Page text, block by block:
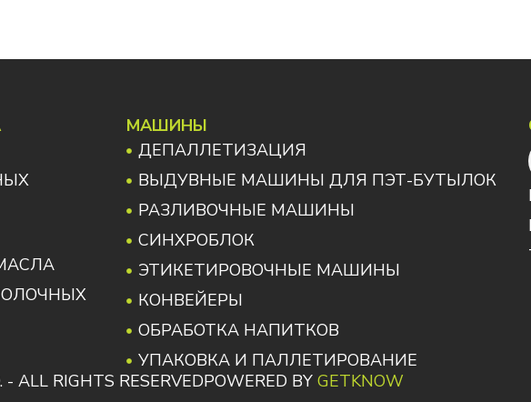
МАШИНЫ
ДЕПАЛЛЕТИЗАЦИЯ
ВЫДУВНЫЕ МАШИНЫ ДЛЯ ПЭТ-БУТЫЛОК
РАЗЛИВОЧНЫЕ МАШИНЫ
СИНХРОБЛОК
ЭТИКЕТИРОВОЧНЫЕ МАШИНЫ
КОНВЕЙЕРЫ
ОБРАБОТКА НАПИТКОВ
УПАКОВКА И ПАЛЛЕТИРОВАНИЕ
ALL RIGHTS RESERVEDPOWERED BY GETKNOW